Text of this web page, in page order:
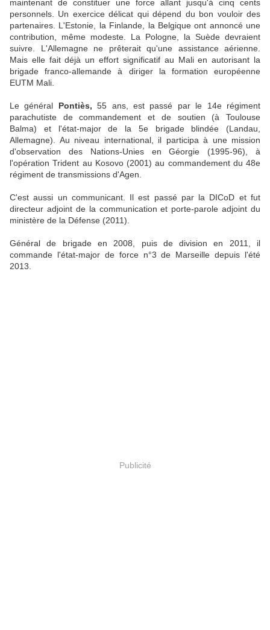
maintenant de constituer une force allant jusqu'à cinq cents
personnels. Un exercice délicat qui dépend du bon vouloir des
partenaires. L'Estonie, la Finlande, la Belgique ont annoncé une
contribution, même modeste. La Pologne, la Suède devraient
suivre. L'Allemagne ne prêterait qu'une assistance aérienne.
Mais elle fait déjà un effort significatif au Mali en autorisant la
brigade franco-allemande à diriger la formation européenne
EUTM Mali.
Le général Pontiès, 55 ans, est passé par le 14e régiment
parachutiste de commandement et de soutien (à Toulouse
Balma) et l'état-major de la 5e brigade blindée (Landau,
Allemagne). Au niveau international, il participa à une mission
d'observation des Nations-Unies en Géorgie (1995-96), à
l'opération Trident au Kosovo (2001) au commandement du 48e
régiment de transmissions d'Agen.
C'est aussi un communicant. Il est passé par la DICoD et fut
directeur adjoint de la communication et porte-parole adjoint du
ministère de la Défense (2011).
Général de brigade en 2008, puis de division en 2011, il
commande l'état-major de force n°3 de Marseille depuis l'été
2013.
Publicité